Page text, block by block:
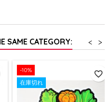
SAME CATEGORY: >
<
-10%
在庫切れ
favorite_border